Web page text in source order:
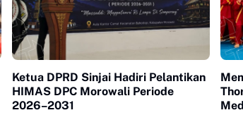
Ketua DPRD Sinjai Hadiri Pelantikan
HIMAS DPC Morowali Periode
2026–2031